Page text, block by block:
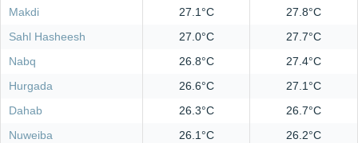
Makdi
27.1°C
27.8°C
Sahl Hasheesh
27.0°C
27.7°C
Nabq
26.8°C
27.4°C
Hurgada
26.6°C
27.1°C
Dahab
26.3°C
26.7°C
Nuweiba
26.1°C
26.2°C